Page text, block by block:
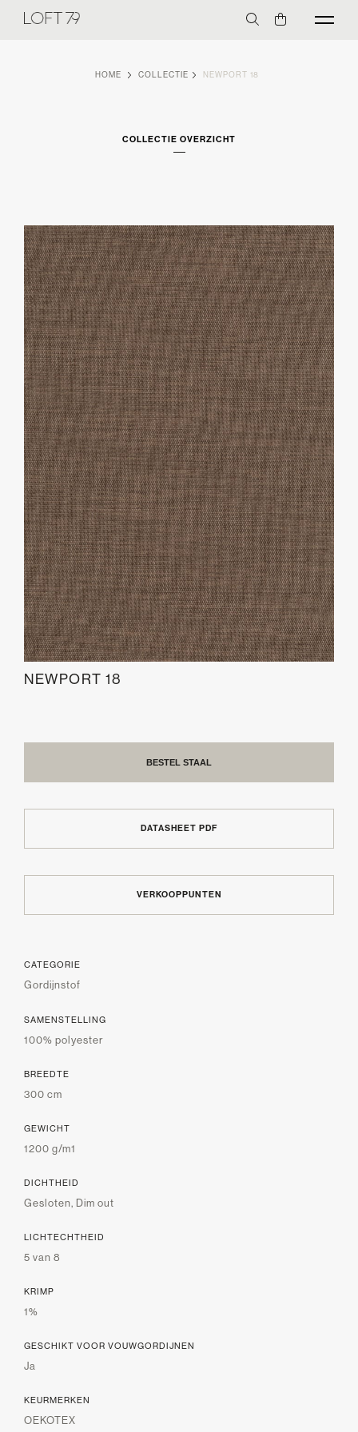
HOME COLLECTIE NEWPORT 18
COLLECTIE OVERZICHT
NEWPORT 18
BESTEL STAAL
DATASHEET PDF
VERKOOPPUNTEN
CATEGORIE
Gordijnstof
SAMENSTELLING
100% polyester
BREEDTE
300 cm
GEWICHT
1200 g/m1
DICHTHEID
Gesloten, Dim out
LICHTECHTHEID
5 van 8
KRIMP
1%
GESCHIKT VOOR VOUWGORDIJNEN
Ja
KEURMERKEN
OEKOTEX